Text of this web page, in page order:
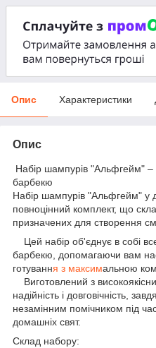
Опис Характеристики
Опис
Набір шампурів "Альфгейм"
барбекю
Набір шампурів "Альфгейм" у
повноцінний комплект, що
призначених для створення
Цей набір об'єднує в собі
барбекю, допомагаючи вам
готування з максимальною
Виготовлений з
надійність і довговічність,
незамінним помічником під
домашніх свят.
Склад набору: